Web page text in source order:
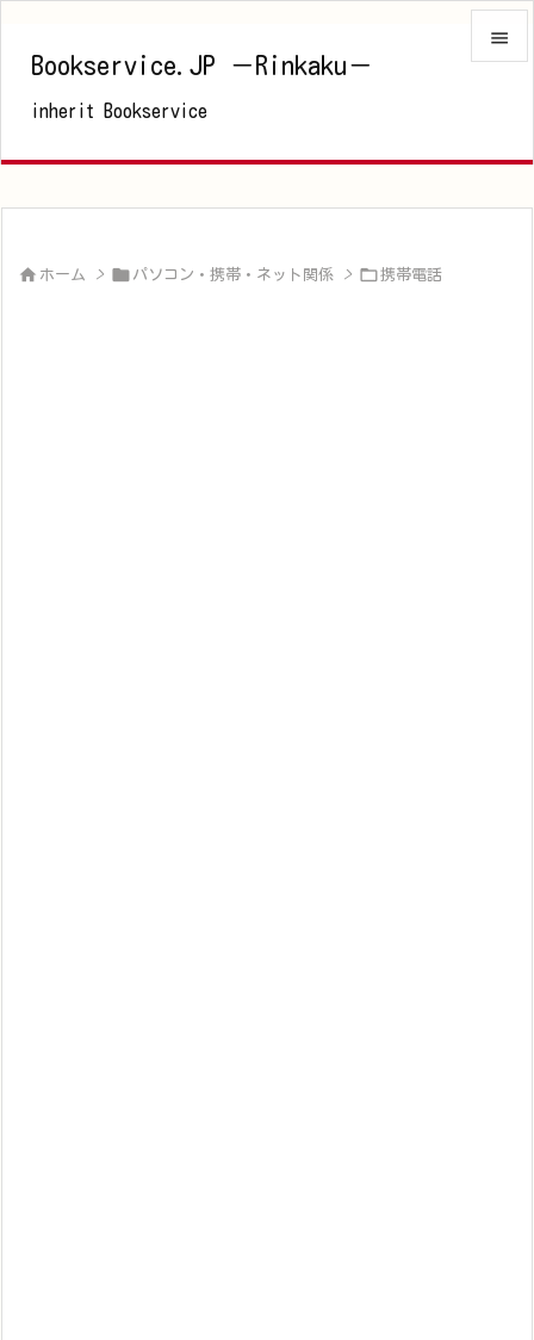
Bookservice.JP －Rinkaku－
inherit Bookservice


 ホーム >  パソコン・携帯・ネット関係 > 携帯電話